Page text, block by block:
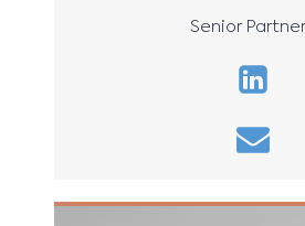
Senior Partner